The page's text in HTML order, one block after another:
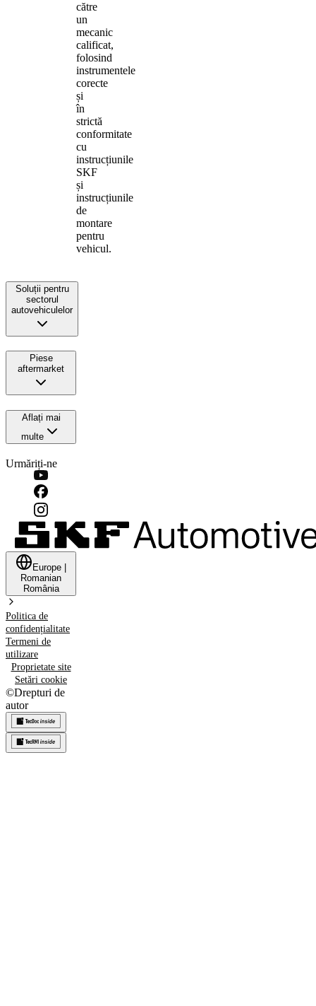
către
un
mecanic
calificat,
folosind
instrumentele
corecte
și
în
strictă
conformitate
cu
instrucțiunile
SKF
și
instrucțiunile
de
montare
pentru
vehicul.
Soluții pentru
sectorul
autovehiculelor
Piese
aftermarket
Aflați mai
multe
Urmăriți-ne
Europe
Romanian
România
Politica de
confidențialitate
Termeni de
utilizare
Proprietate site
Setări cookie
©Drepturi de
autor